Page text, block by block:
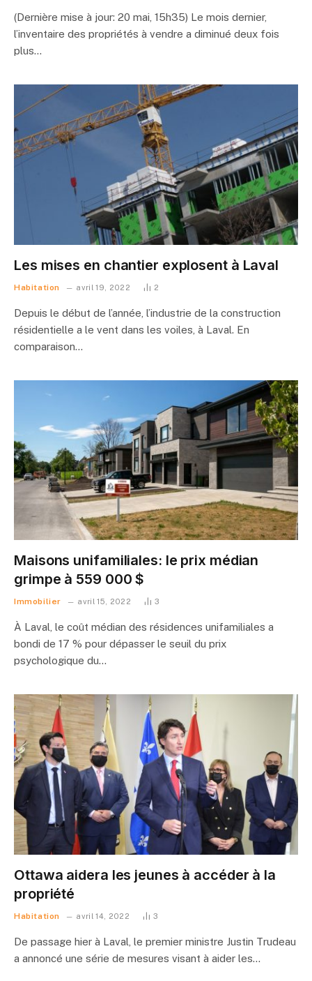
(Dernière mise à jour: 20 mai, 15h35) Le mois dernier,
l’inventaire des propriétés à vendre a diminué deux fois
plus…
Les mises en chantier explosent à Laval
Habitation avril 19, 2022 2
Depuis le début de l’année, l’industrie de la construction
résidentielle a le vent dans les voiles, à Laval. En
comparaison…
Maisons unifamiliales: le prix médian
grimpe à 559 000 $
Immobilier avril 15, 2022 3
À Laval, le coût médian des résidences unifamiliales a
bondi de 17 % pour dépasser le seuil du prix
psychologique du…
Ottawa aidera les jeunes à accéder à la
propriété
Habitation avril 14, 2022 3
De passage hier à Laval, le premier ministre Justin Trudeau
a annoncé une série de mesures visant à aider les…